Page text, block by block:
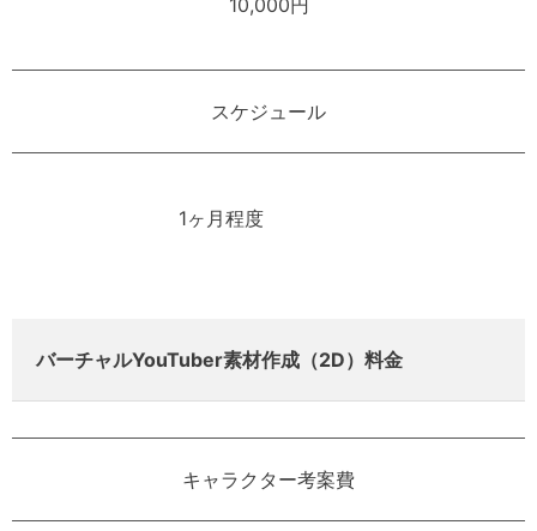
スケジュール
1ヶ月程度
バーチャルYouTuber素材作成（2D）料金
キャラクター考案費